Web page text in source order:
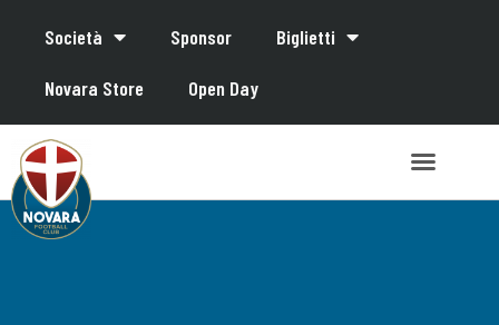
Società Sponsor Biglietti
Novara Store Open Day